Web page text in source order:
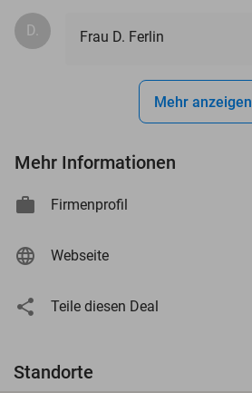
D. Frau D. Ferlin
Mehr anzeigen
Mehr Informationen
Firmenprofil
Webseite
Teile diesen Deal
Standorte